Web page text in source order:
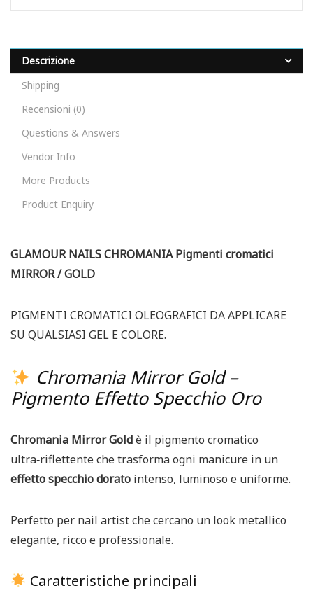
Descrizione
Shipping
Recensioni (0)
Questions & Answers
Vendor Info
More Products
Product Enquiry
GLAMOUR NAILS CHROMANIA Pigmenti cromatici
MIRROR / GOLD
PIGMENTI CROMATICI OLEOGRAFICI DA APPLICARE
SU QUALSIASI GEL E COLORE.
Chromania Mirror Gold –
Pigmento Effetto Specchio Oro
Chromania Mirror Goldè il pigmento cromatico
ultra‑riflettente che trasforma ogni manicure in un
effetto specchio dorato intenso, luminoso e uniforme.
Perfetto per nail artist che cercano un look metallico
elegante, ricco e professionale.
Caratteristiche principali